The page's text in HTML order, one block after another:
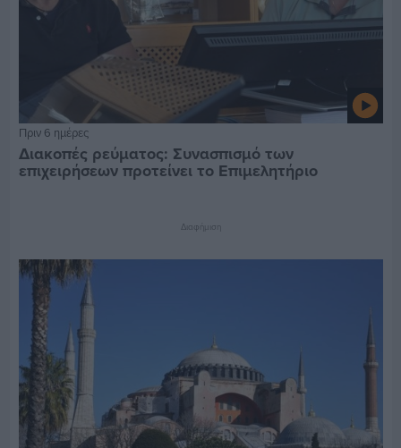
Πριν 6 ημέρες
Διακοπές ρεύματος: Συνασπισμό των
επιχειρήσεων προτείνει το Επιμελητήριο
Διαφήμιση